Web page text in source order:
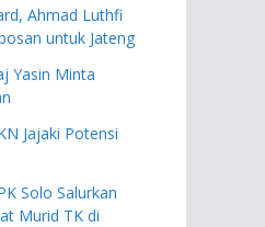
Ahmad Luthfi
untuk Jateng
Yasin Minta
Jajaki Potensi
Solo Salurkan
Murid TK di